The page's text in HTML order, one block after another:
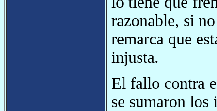
razonable, si
remarca que
injusta.
El fallo contra
se sumaron los